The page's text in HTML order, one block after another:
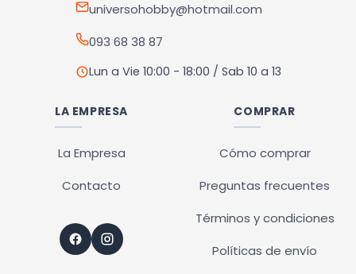
universohobby@hotmail.com
093 68 38 87
Lun a Vie 10:00 - 18:00 / Sab 10 a 13
LA EMPRESA
La Empresa
Contacto
COMPRAR
Cómo comprar
Preguntas frecuentes
Términos y condiciones
Políticas de envío